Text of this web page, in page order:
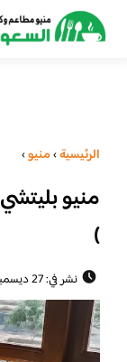
الرئيسية›منيو›
منيو
)
نشر في: 27 ديسمبر، 2022